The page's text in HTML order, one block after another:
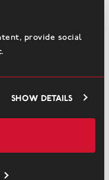
provide social
Show details
het 25-jarig jubileum
Het feest vindt, bij
York en de entree is
vormgegeven kamers; van
de cruiseschepen en
alles passeert